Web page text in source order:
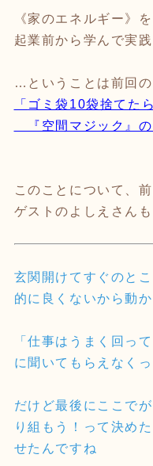
《家のエネルギー》
起業前から学んで実
…ということは前回
「 ゴミ袋10袋捨てた
『空間マジック』の
このことについて、
ゲストのよしえさん
玄関開けてすぐのと
的に良くないから動
「仕事はうまく回っ
に聞いてもらえなくっ
だけど最後にここで
り組もう！って決め
せたんですね